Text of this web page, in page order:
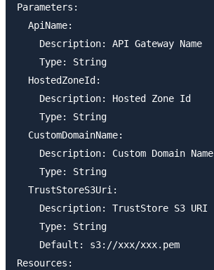
Parameters:
  ApiName:
    Description: API Gateway Name
    Type: String
  HostedZoneId:
    Description: Hosted Zone Id
    Type: String
  CustomDomainName:
    Description: Custom Domain Name
    Type: String
  TrustStoreS3Uri:
    Description: TrustStore S3 URI
    Type: String
    Default: s3://xxx/xxx.pem
Resources: